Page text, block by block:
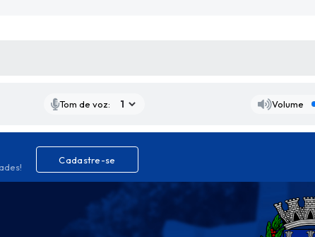
Tom de voz: Volume
Cadastre-se